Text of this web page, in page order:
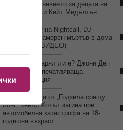
какво е ежедневието за децата на
принц Уилям и Кейт Мидълтън
Хитмейкърът на Nightcall, DJ
Kavinsky, е намерен мъртъв в дома
си в Париж (ВИДЕО)
ВИДЕО: Остарял ли е? Джони Деп
изненада с впечатляваща
трансформация
Детето звезда от „Годзила срещу
Конг“ Кейли Хотъл загина при
автомобилна катастрофа на 18-
годишна възраст